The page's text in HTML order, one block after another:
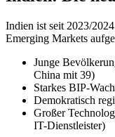
Indien ist seit 2023/
Emerging Markets
Junge
China mit 39)
Starkes BIP-
Demokratisch
Großer
IT-Dienstleister)